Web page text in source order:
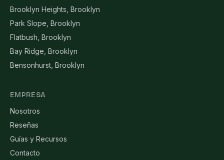
Brooklyn Heights, Brooklyn
Park Slope, Brooklyn
Flatbush, Brooklyn
Bay Ridge, Brooklyn
Bensonhurst, Brooklyn
EMPRESA
Nosotros
Reseñas
Guías y Recursos
Contacto